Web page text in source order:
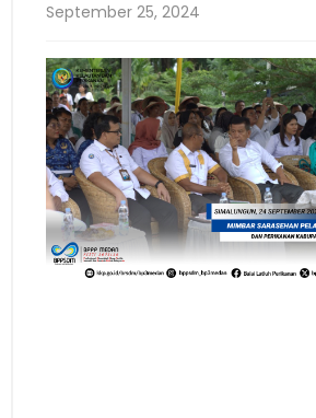
September 25, 2024